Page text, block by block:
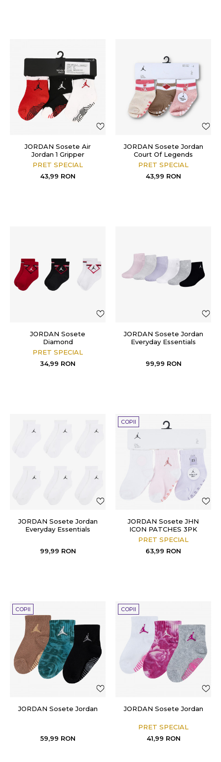
JORDAN Sosete Air
Jordan 1 Gripper
PRET SPECIAL
43,99 RON
JORDAN Sosete Jordan
Court Of Legends
PRET SPECIAL
43,99 RON
JORDAN Sosete
Diamond
PRET SPECIAL
34,99 RON
JORDAN Sosete Jordan
Everyday Essentials
99,99 RON
JORDAN Sosete Jordan
Everyday Essentials
99,99 RON
COPII
JORDAN Sosete JHN
ICON PATCHES 3PK
GRIPPER
PRET SPECIAL
63,99 RON
COPII
JORDAN Sosete Jordan
59,99 RON
COPII
JORDAN Sosete Jordan
PRET SPECIAL
41,99 RON